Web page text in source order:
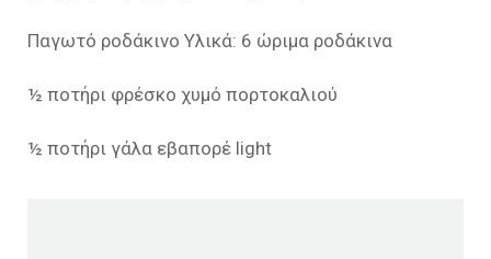
Παγωτό ροδάκινο Υλικά: 6 ώριμα ροδάκινα
½ ποτήρι φρέσκο χυμό πορτοκαλιού
½ ποτήρι γάλα εβαπορέ light